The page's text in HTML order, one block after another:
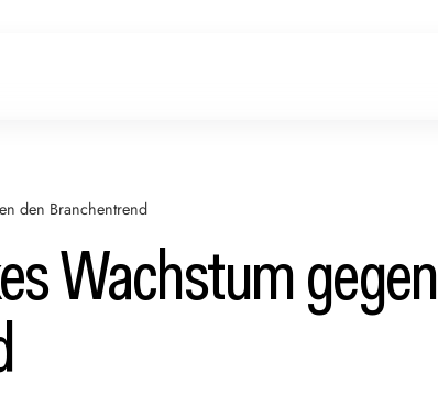
den Branchentrend
Wachstum gegen